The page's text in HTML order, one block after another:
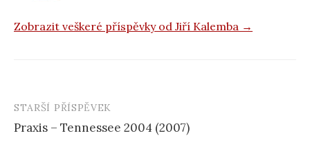
Zobrazit veškeré příspěvky od Jiří Kalemba →
Navigace
příspěvku
STARŠÍ PŘÍSPĚVEK
Praxis – Tennessee 2004 (2007)